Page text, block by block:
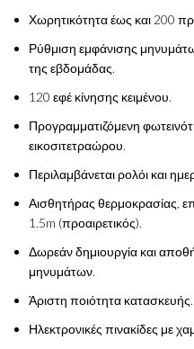
Χωρητικότητα έως και 200
Ρύθμιση εμφάνισης
της εβδομάδας.
120 εφέ κίνησης κειμένου.
Προγραμματιζόμενη
εικοσιτετραώρου.
Περιλαμβάνεται ρολόι και
Αισθητήρας θερμοκρασίας,
1.5m (προαιρετικός).
Δωρεάν δημιουργία και
μηνυμάτων.
Άριστη ποιότητα κατασκευής.
Ηλεκτρονικές πινακίδες με